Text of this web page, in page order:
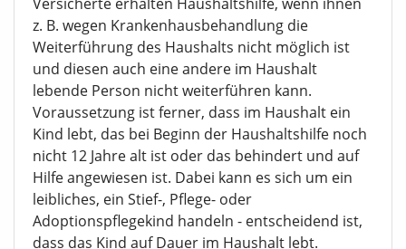
z. B. wegen Krankenhausbehandlung die
Weiterführung des Haushalts nicht möglich ist
und diesen auch eine andere im Haushalt
lebende Person nicht weiterführen kann.
Voraussetzung ist ferner, dass im Haushalt ein
Kind lebt, das bei Beginn der Haushaltshilfe noch
nicht 12 Jahre alt ist oder das behindert und auf
Hilfe angewiesen ist. Dabei kann es sich um ein
leibliches, ein Stief-, Pflege- oder
Adoptionspflegekind handeln - entscheidend ist,
dass das Kind auf Dauer im Haushalt lebt.